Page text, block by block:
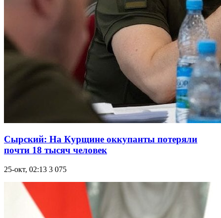
Cырский: На Курщине оккупанты потеряли
почти 18 тысяч человек
25-окт, 02:13 3 075